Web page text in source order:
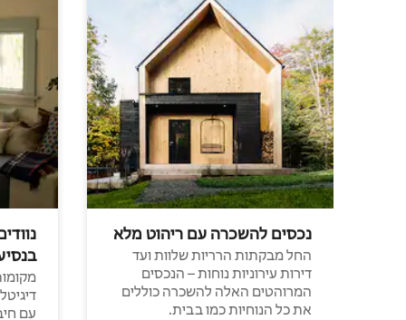
נכסים להשכרה עם ריהוט מלא
החל מבקתות הרריות שלוות ועד
דירות עירוניות נוחות – הנכסים
המרוהטים האלה להשכרה כוללים
את כל הנוחיות כמו בבית.